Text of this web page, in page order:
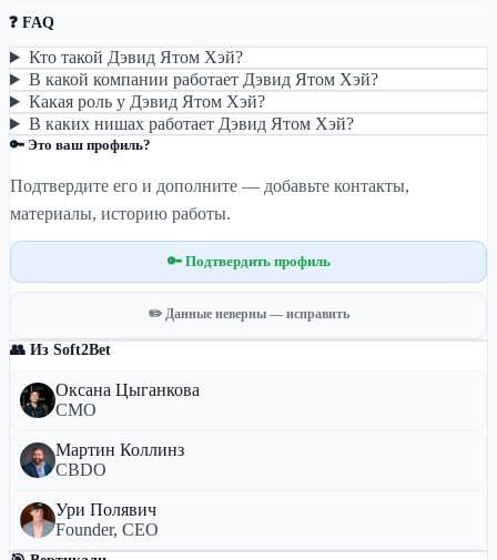
❓ FAQ
Кто такой Дэвид Ятом Хэй?
В какой компании работает Дэвид Ятом Хэй?
Какая роль у Дэвид Ятом Хэй?
В каких нишах работает Дэвид Ятом Хэй?
🔑 Это ваш профиль?
Подтвердите его и дополните — добавьте контакты,
материалы, историю работы.
🔑 Подтвердить профиль
✏️ Данные неверны — исправить
👥 Из Soft2Bet
Оксана Цыганкова
CMO
Мартин Коллинз
CBDO
Ури Полявич
Founder, CEO